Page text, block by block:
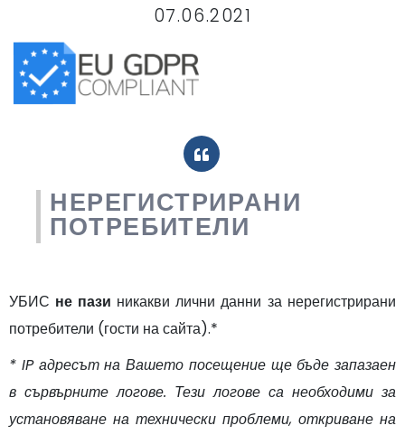
07.06.2021
НЕРЕГИСТРИРАНИ
ПОТРЕБИТЕЛИ
УБИС не пази никакви лични данни за нерегистрирани
потребители (гости на сайта).*
* IP адресът на Вашето посещение ще бъде запазаен
в сървърните логове. Тези логове са необходими за
установяване на технически проблеми, откриване на